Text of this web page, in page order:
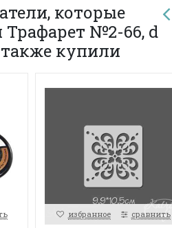
которые
Трафарет №2-66, d
также купили
избранное сравнить